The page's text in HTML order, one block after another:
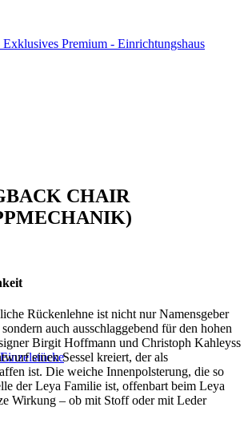
CHAIR
Rückenlehne ist nicht nur Namensgeber
auch ausschlaggebend für den hohen
Birgit Hoffmann und Christoph Kahleyss
einen Sessel kreiert, der als
ist. Die weiche Innenpolsterung, die so
der Leya Familie ist, offenbart beim Leya
Wirkung – ob mit Stoff oder mit Leder